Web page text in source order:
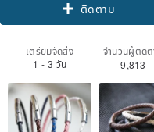
ติดตาม
เตรียมจัดส่ง
1 - 3 วัน
จำนวนผู้ติด
9,813